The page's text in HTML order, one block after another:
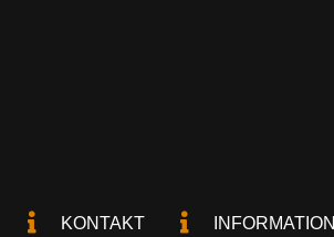
KONTAKT INFORMATION